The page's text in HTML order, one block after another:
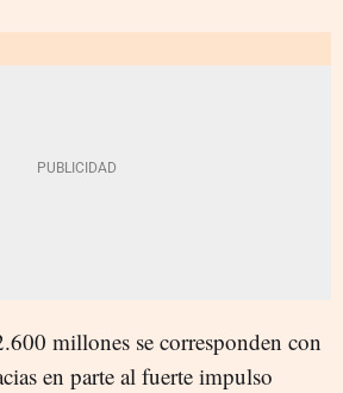
millones se corresponden con
en parte al fuerte impulso